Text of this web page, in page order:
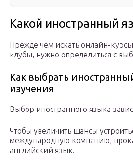
Какой иностранный
Прежде чем искать онлайн-
клубы, нужно определиться с
Как выбрать
изучения
Выбор иностранного языка
Чтобы увеличить шансы
международную компанию,
английский язык.